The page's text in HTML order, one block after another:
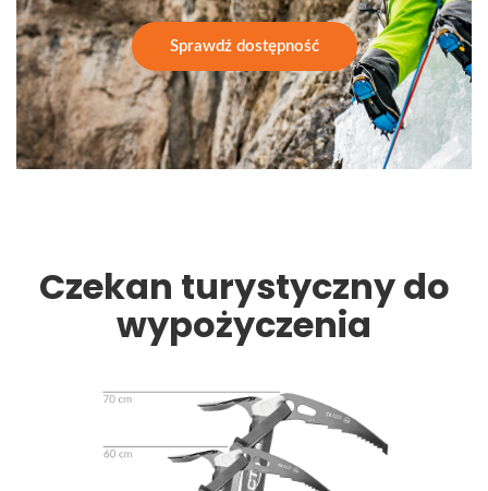
Sprawdź dostępność
Czekan turystyczny do
wypożyczenia